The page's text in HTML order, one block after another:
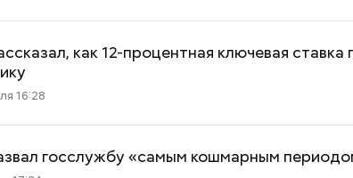
как 12-процентная ключевая ставка
16:28
госслужбу «самым кошмарным